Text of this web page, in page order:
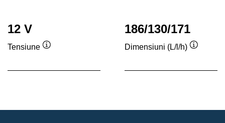
12 V
Tensiune
186/130/171
Dimensiuni (L/l/h)